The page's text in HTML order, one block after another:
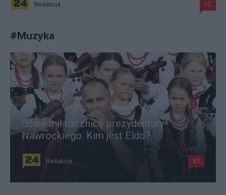
Redakcja 12
#Muzyka
Uświetnił rocznicę prezydentury
Nawrockiego. Kim jest Eldo?
Redakcja 82